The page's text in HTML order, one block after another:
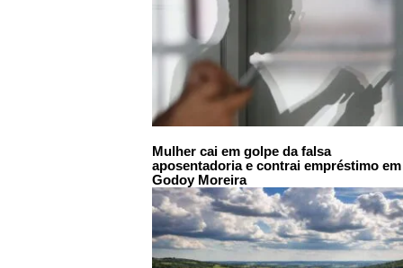
Mulher cai em golpe da falsa
aposentadoria e contrai empréstimo em
Godoy Moreira